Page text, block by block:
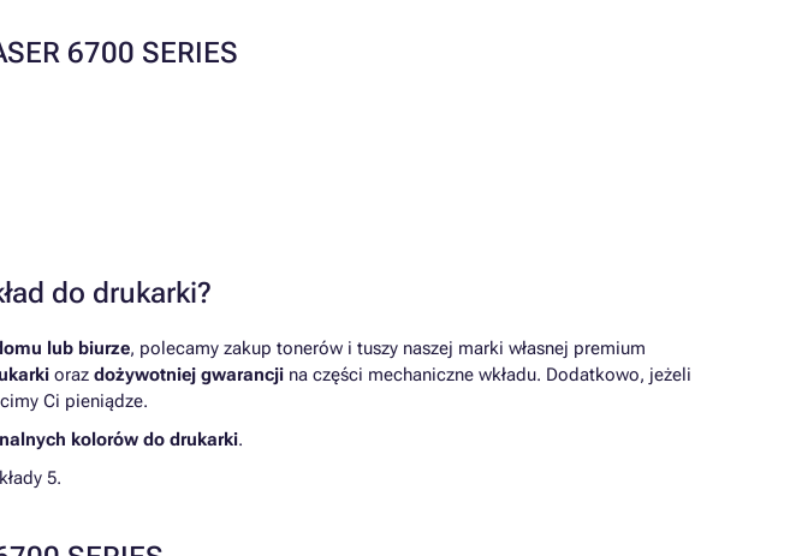
6700 SERIES
do drukarki?
lub biurze, polecamy zakup tonerów i tuszy naszej marki własnej premium
oraz dożywotniej gwarancji na części mechaniczne wkładu. Dodatkowo, jeżeli
Ci pieniądze.
kolorów do drukarki.
5.